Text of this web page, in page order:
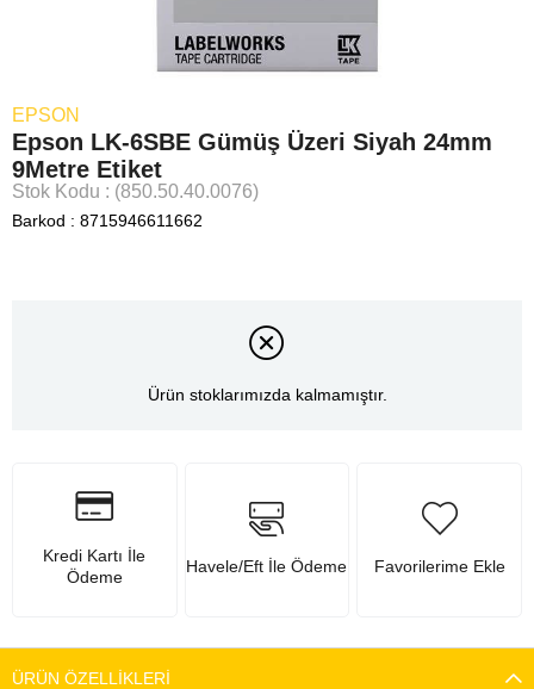
EPSON
Epson LK-6SBE Gümüş Üzeri Siyah 24mm
9Metre Etiket
Stok Kodu (850.50.40.0076)
Barkod : 8715946611662
Ürün stoklarımızda kalmamıştır.
Kredi Kartı İle
Ödeme
Havele/Eft İle Ödeme Favorilerime Ekle
ÜRÜN ÖZELLIKLERI